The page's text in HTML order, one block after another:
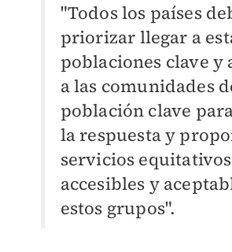
"Todos los países
priorizar llegar a
poblaciones clave y
a las comunidades
población clave
la respuesta y
servicios
accesibles y
estos grupos".